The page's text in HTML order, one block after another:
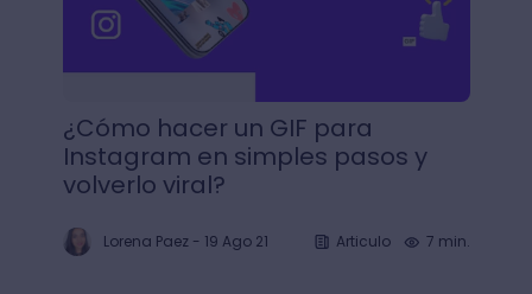
¿Cómo hacer un GIF para
Instagram en simples pasos y
volverlo viral?
Lorena Paez- 19 Ago 21 Articulo 7 min.